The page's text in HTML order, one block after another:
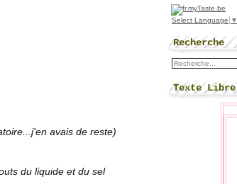
avais de reste)
du liquide et du sel
Select Language ▼
Recherche
Texte Libre